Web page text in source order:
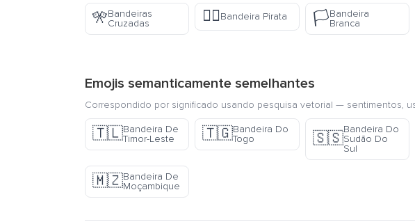
🎌Bandeiras
Cruzadas
🏴‍☠️Bandeira Pirata 🏳️Bandeira
Branca
Emojis semanticamente semelhantes
Correspondido por significado usando pesquisa vetorial — sentimentos,
🇹🇱Bandeira De
Timor-Leste
🇹🇬Bandeira Do
Togo
🇸🇸
Bandeira Do
Sudão Do
Sul
🇲🇿Bandeira De
Moçambique